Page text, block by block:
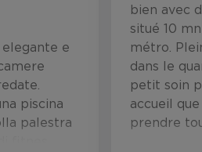
e
piscina
palestra
bien avec
situé 10
métro.
dans le
petit soin
accueil
prendre